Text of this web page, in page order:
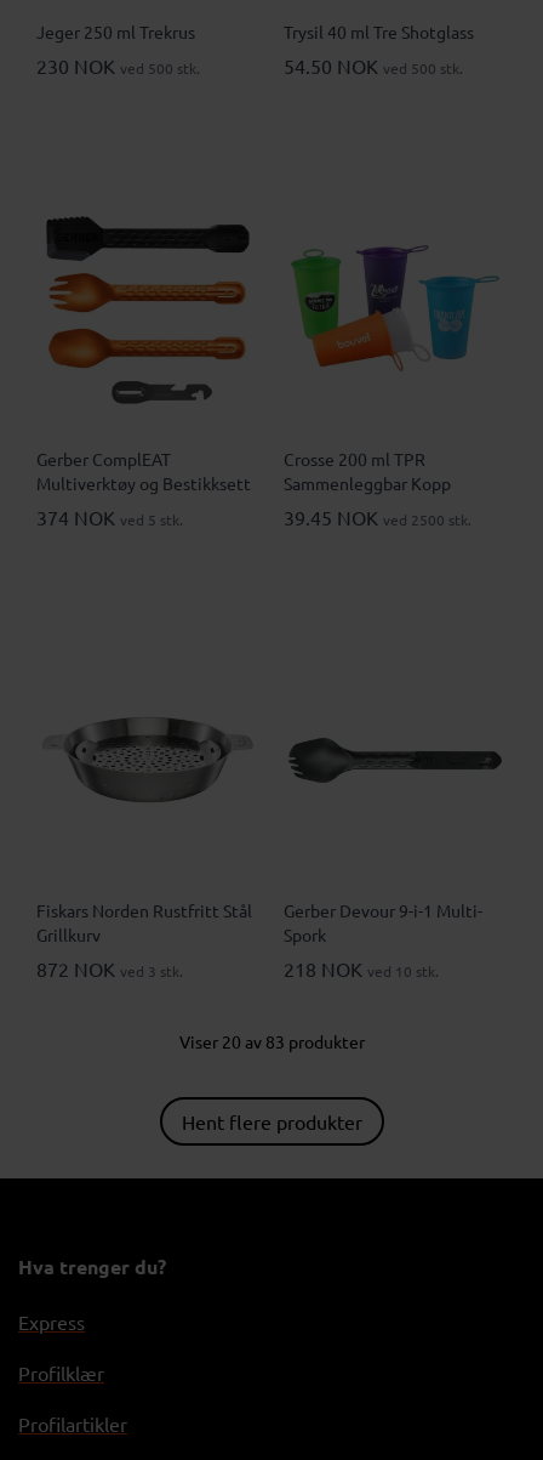
Jeger 250 ml Trekrus
230 NOK ved 500 stk.
Trysil 40 ml Tre Shotglass
54.50 NOK ved 500 stk.
Gerber ComplEAT
Multiverktøy og Bestikksett
374 NOK ved 5 stk.
Crosse 200 ml TPR
Sammenleggbar Kopp
39.45 NOK ved 2500 stk.
Fiskars Norden Rustfritt Stål
Grillkurv
872 NOK ved 3 stk.
Gerber Devour 9-i-1 Multi-
Spork
218 NOK ved 10 stk.
Viser 20 av 83 produkter
Hent flere produkter
Hva trenger du?
Express
Profilklær
Profilartikler